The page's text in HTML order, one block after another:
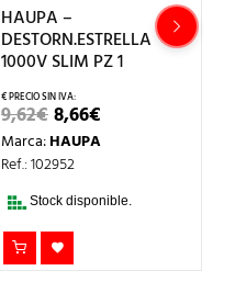
HAUPA –
DESTORN.ESTRELLA
1000V SLIM PZ 1
9,62€EL
PRECIO
ORIGINAL
ERA:
8,66€
ACTUAL
Marca:HAUPA
Ref.: 102952
Stock disponible.